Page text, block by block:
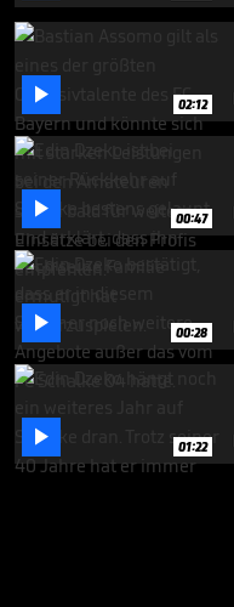
 02:12
 00:47
 00:28
 01:22